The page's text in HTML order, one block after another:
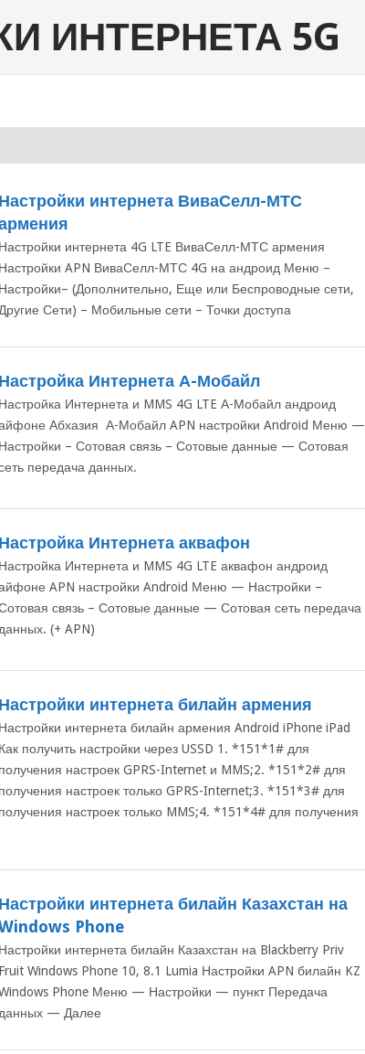
ИНТЕРНЕТА 5G
Настройки интернета ВиваСелл-МТС
Настройки интернета 4G LTE ВиваСелл-МТС армения
Настройки APN ВиваСелл-МТС 4G на андроид Меню –
Настройки– (Дополнительно, Еще или Беспроводные сети,
Другие Сети) – Мобильные сети – Точки доступа
Настройка Интернета А-Мобайл
Настройка Интернета и MMS 4G LTE А-Мобайл андроид
Абхазия А-Мобайл APN настройки Android Меню —
Настройки – Сотовая связь – Сотовые данные — Сотовая
передача данных.
Настройка Интернета аквафон
Настройка Интернета и MMS 4G LTE аквафон андроид
APN настройки Android Меню — Настройки –
связь – Сотовые данные — Сотовая сеть передача
данных. (+ APN)
Настройки интернета билайн армения
Настройки интернета билайн армения Android iPhone iPad
Как получить настройки через USSD 1. *151*1# для
получения настроек GPRS-Internet и MMS;2. *151*2# для
получения настроек только GPRS-Internet;3. *151*3# для
получения настроек только MMS;4. *151*4# для получения
Настройки интернета билайн Казахстан на
Phone
Настройки интернета билайн Казахстан на Blackberry Priv
Fruit Windows Phone 10, 8.1 Lumia Настройки APN билайн KZ
Phone Меню — Настройки — пункт Передача
данных — Далее